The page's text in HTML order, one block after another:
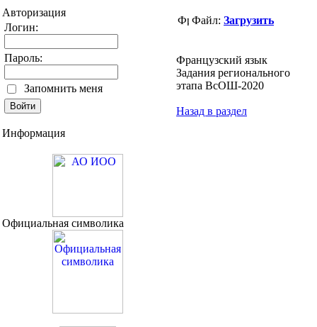
Авторизация
Логин:
Пароль:
Запомнить меня
Информация
Официальная символика
Файл: Загрузить
Французский язык
Задания регионального
этапа ВсОШ-2020
Назад в раздел